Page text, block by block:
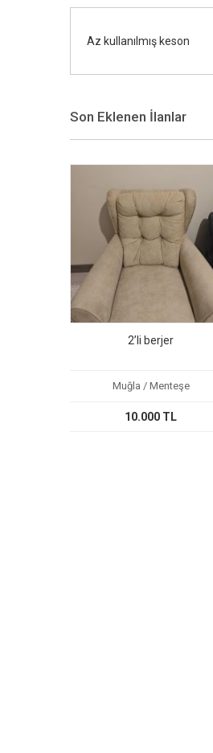
Az kullanılmış keson
Son Eklenen İlanlar
2’li berjer
Muğla / Menteşe
10.000 TL